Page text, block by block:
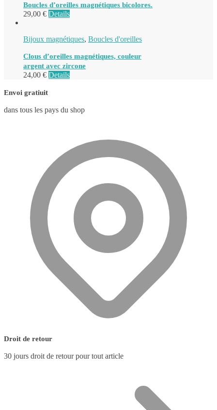
Boucles d’oreilles magnétiques bicolores.
29,00 € Details
Bijoux magnétiques, Boucles d'oreilles
Clous d’oreilles magnétiques, couleur
argent avec zircone
24,00 € Details
Envoi gratiuit
dans tous les pays du shop
Droit de retour
30 jours droit de retour pour tout article